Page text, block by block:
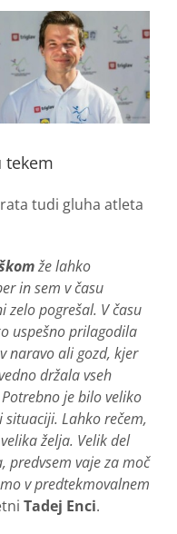
tekem
tudi gluha atleta
že lahko
in sem v času
zelo pogrešal. V času
uspešno prilagodila
naravo ali gozd, kjer
držala vseh
je bilo veliko
Lahko rečem,
želja. Velik del
predvsem vaje za moč
v predtekmovalnem
Tadej Enci.